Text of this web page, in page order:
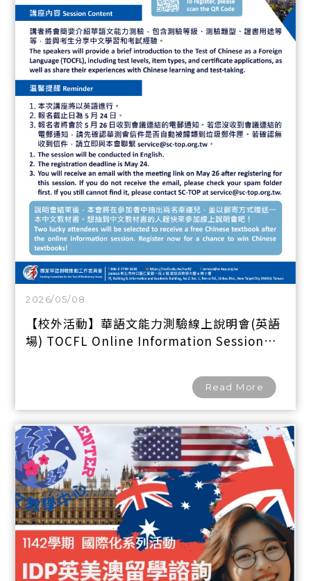
2026/05/08
【校外活動】華語文能力測驗線上說明會(英語
場) TOCFL Online Information Session
Read More